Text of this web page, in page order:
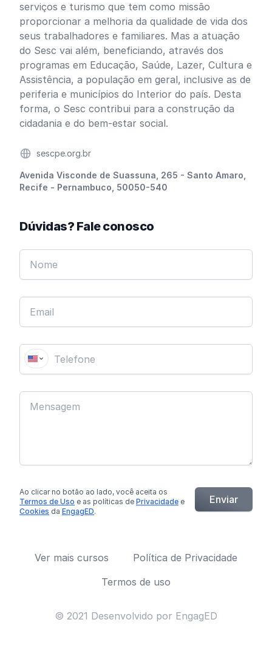
serviços e turismo que tem como missão
proporcionar a melhoria da qualidade de vida dos
seus trabalhadores e familiares. Mas a atuação
do Sesc vai além, beneficiando, através dos
programas em Educação, Saúde, Lazer, Cultura e
Assistência, a população em geral, inclusive as de
periferia e municípios do Interior do país. Desta
forma, o Sesc contribui para a construção da
cidadania e do bem-estar social.
Websitesescpe.org.br
Endereço
Avenida Visconde de Suassuna, 265 - Santo Amaro,
Recife - Pernambuco, 50050-540
Dúvidas? Fale conosco
Ao clicar no botão ao lado, você aceita os
Termos de Uso e as políticas de Privacidade e
Cookies da EngagED.
Enviar
Ver mais cursos
Política de Privacidade
Termos de uso
© 2021 Desenvolvido por EngagED